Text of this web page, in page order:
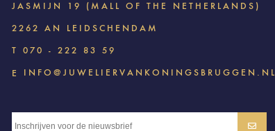
JASMIJN 19 (MALL OF THE NETHERLANDS)
2262 AN LEIDSCHENDAM
T 070 - 222 83 59
E INFO@JUWELIERVANKONINGSBRUGGEN.NL